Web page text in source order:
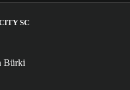
SC
Bürki